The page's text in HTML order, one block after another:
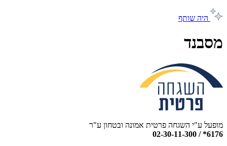
היה שותף
מסבנד
מופעל ע"י השגחה פרטית אמונה ובטחון ע"ר
6176* / 02-30-11-300